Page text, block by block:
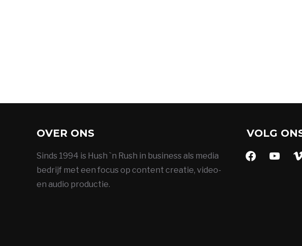
OVER ONS
Sinds 1994 is Hush `n Rush in business als media
bedrijf met een focus op content creatie, video-
en audio productie.
VOLG
facebookyoutube